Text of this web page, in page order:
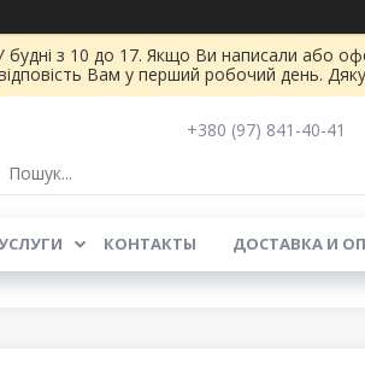
будні з 10 до 17. Якщо Ви написали
Вам у перший робочий день.
+380 (97) 841-40-41
КОНТАКТЫ ДОСТАВКА И